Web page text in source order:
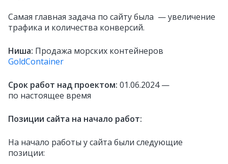
Самая главная задача по сайту была — увеличение
трафика и количества конверсий.
Ниша: Продажа морских контейнеров
GoldContainer
Срок работ над проектом: 01.06.2024 —
по настоящее время
Позиции сайта на начало работ:
На начало работы у сайта были следующие
позиции: